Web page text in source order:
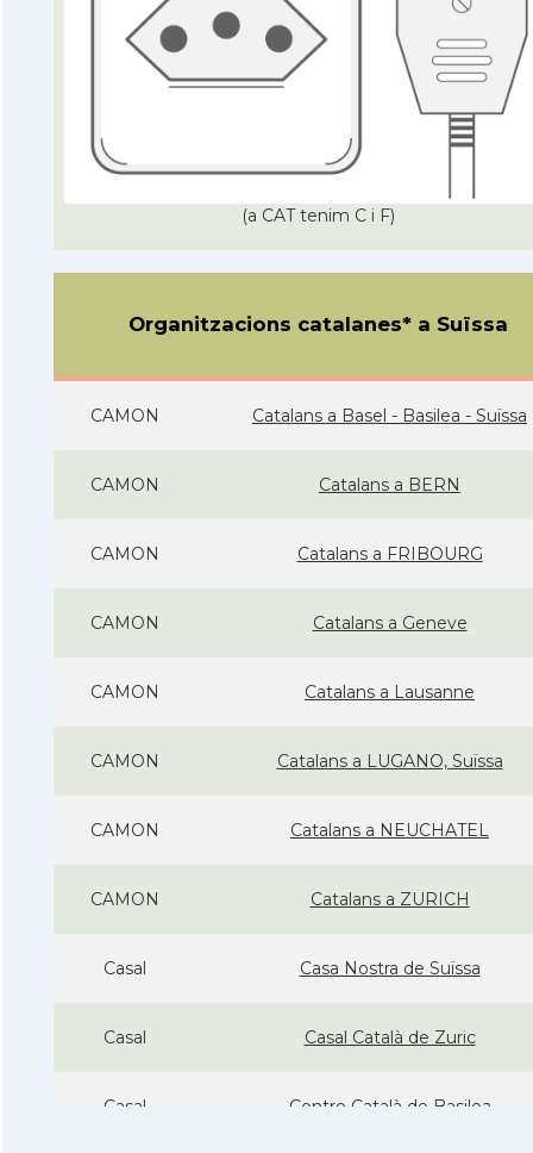
(a CAT tenim C i F)
Organitzacions catalanes* a Suïssa
CAMON Catalans a Basel - Basilea - Suïssa
CAMON Catalans a BERN
CAMON Catalans a FRIBOURG
CAMON Catalans a Geneve
CAMON Catalans a Lausanne
CAMON Catalans a LUGANO, Suïssa
CAMON Catalans a NEUCHATEL
CAMON Catalans a ZURICH
Casal Casa Nostra de Suïssa
Casal Casal Català de Zuric
Casal Centre Català de Basilea